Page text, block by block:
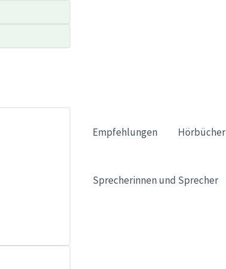
Empfehlungen Hörbücher
Sprecherinnen und Sprecher